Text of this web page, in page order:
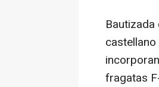
fragatas